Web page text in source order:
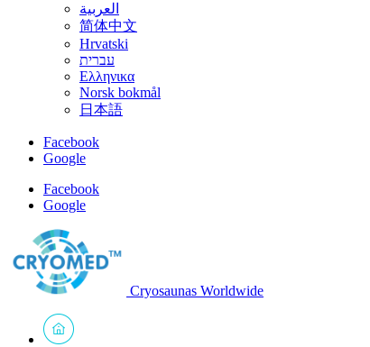
العربية
简体中文
Hrvatski
עברית
Ελληνικα
Norsk bokmål
日本語
Facebook
Google
Facebook
Google
Cryosaunas Worldwide